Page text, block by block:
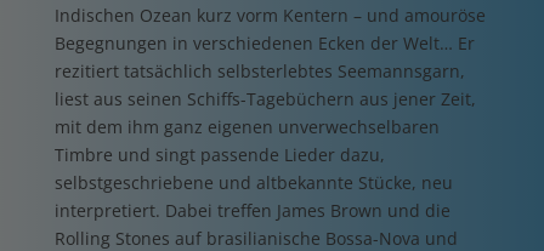
Indischen Ozean kurz vorm Kentern – und amouröse
Begegnungen in verschiedenen Ecken der Welt… Er
rezitiert tatsächlich selbsterlebtes Seemannsgarn,
liest aus seinen Schiffs-Tagebüchern aus jener Zeit,
mit dem ihm ganz eigenen unverwechselbaren
Timbre und singt passende Lieder dazu,
selbstgeschriebene und altbekannte Stücke, neu
interpretiert. Dabei treffen James Brown und die
Rolling Stones auf brasilianische Bossa-Nova und